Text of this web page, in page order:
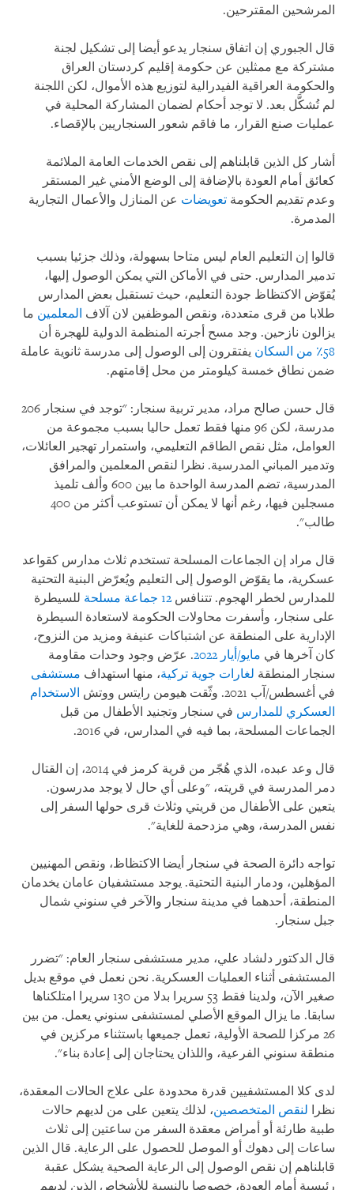
المرشحين المقترحين.
قال الجبوري إن اتفاق سنجار يدعو أيضا إلى تشكيل لجنة
مشتركة مع ممثلين عن حكومة إقليم كردستان العراق
والحكومة العراقية الفيدرالية لتوزيع هذه الأموال، لكن اللجنة
لم تُشكَّل بعد. لا توجد أحكام لضمان المشاركة المحلية في
عمليات صنع القرار، ما فاقم شعور السنجاريين بالإقصاء.
أشار كل الذين قابلناهم إلى نقص الخدمات العامة الملائمة
كعائق أمام العودة بالإضافة إلى الوضع الأمني غير المستقر
وعدم تقديم الحكومة تعويضات عن المنازل والأعمال التجارية
المدمرة.
قالوا إن التعليم العام ليس متاحا بسهولة، وذلك جزئيا بسبب
تدمير المدارس. حتى في الأماكن التي يمكن الوصول إليها،
يُقوّض الاكتظاظ جودة التعليم، حيث تستقبل بعض المدارس
طلابا من قرى متعددة، ونقص الموظفين لان آلاف المعلمين ما
يزالون نازحين. وجد مسح أجرته المنظمة الدولية للهجرة أن
58٪ من السكان
يفتقرون إلى الوصول إلى مدرسة ثانوية عاملة
ضمن نطاق خمسة كيلومتر من محل إقامتهم.
قال حسن صالح مراد، مدير تربية سنجار: "توجد في سنجار 206
مدرسة، لكن 96 منها فقط تعمل حاليا بسبب مجموعة من
العوامل، مثل نقص الطاقم التعليمي، واستمرار تهجير العائلات،
وتدمير المباني المدرسية. نظرا لنقص المعلمين والمرافق
المدرسية، تضم المدرسة الواحدة ما بين 600 وألف تلميذ
مسجلين فيها، رغم أنها لا يمكن أن تستوعب أكثر من 400
طالب".
قال مراد إن الجماعات المسلحة تستخدم ثلاث مدارس كقواعد
عسكرية، ما يقوّض الوصول إلى التعليم ويُعرّض البنية التحتية
للمدارس لخطر الهجوم. تتنافس 12 جماعة مسلحة
للسيطرة
على سنجار، وأسفرت محاولات الحكومة لاستعادة السيطرة
الإدارية على المنطقة عن اشتباكات عنيفة ومزيد من النزوح،
كان آخرها في مايو/أيار 2022
. عرّض وجود وحدات مقاومة
سنجار المنطقة لغارات جوية تركية، منها استهداف مستشفى
في أغسطس/آب 2021. وثّقت هيومن رايتس ووتش
الاستخدام
العسكري للمدارس في سنجار وتجنيد الأطفال من قبل
الجماعات المسلحة، بما فيه في المدارس، في 2016.
قال وعد عبده، الذي هُجّر من قرية كرمز في 2014، إن القتال
دمر المدرسة في قريته، "وعلى أي حال لا يوجد مدرسون.
يتعين على الأطفال من قريتي وثلاث قرى حولها السفر إلى
نفس المدرسة، وهي مزدحمة للغاية".
تواجه دائرة الصحة في سنجار أيضا الاكتظاظ، ونقص المهنيين
المؤهلين، ودمار البنية التحتية. يوجد مستشفيان عامان يخدمان
المنطقة، أحدهما في مدينة سنجار والآخر في سنوني شمال
جبل سنجار.
قال الدكتور دلشاد علي، مدير مستشفى سنجار العام: "تضرر
المستشفى أثناء العمليات العسكرية. نحن نعمل في موقع بديل
صغير الآن، ولدينا فقط 53 سريرا بدلا من 130 سريرا امتلكناها
سابقا. ما يزال الموقع الأصلي لمستشفى سنوني يعمل. من بين
26 مركزا للصحة الأولية، تعمل جميعها باستثناء مركزين في
منطقة سنوني الفرعية، واللذان يحتاجان إلى إعادة بناء".
لدى كلا المستشفيين قدرة محدودة على علاج الحالات المعقدة،
نظرا لنقص المتخصصين، لذلك يتعين على من لديهم حالات
طبية طارئة أو أمراض معقدة السفر من ساعتين إلى ثلاث
ساعات إلى دهوك أو الموصل للحصول على الرعاية. قال الذين
قابلناهم إن نقص الوصول إلى الرعاية الصحية يشكل عقبة
رئيسية أمام العودة، خصوصا بالنسبة للأشخاص الذين لديهم